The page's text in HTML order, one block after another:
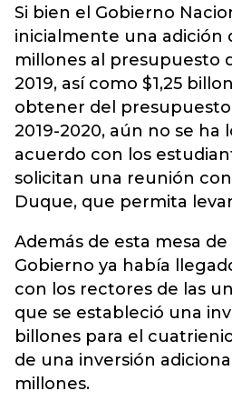
Si bien el Gobierno
inicialmente una adición
millones al presupuesto
2019, así como $1,25
obtener del
2019-2020, aún no se ha
acuerdo con los
solicitan una reunión
Duque, que permita
Además de esta mesa
Gobierno ya había
con los rectores de las
que se estableció una
billones para el
de una inversión
millones.